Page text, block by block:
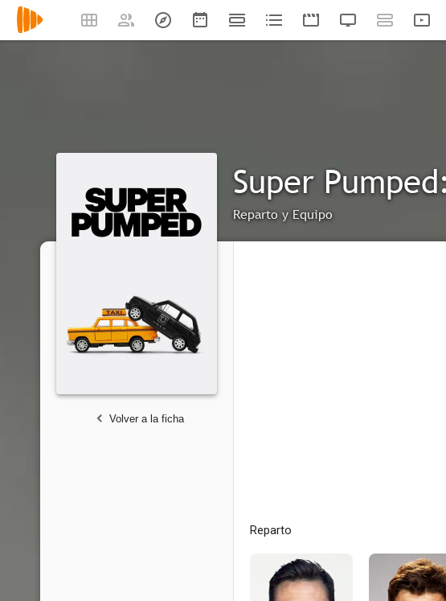
Super
Reparto y Equipo
Volver a la ficha
Reparto